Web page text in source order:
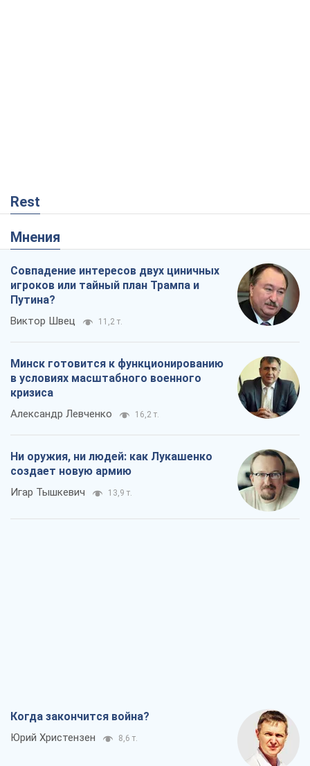
Rest
Мнения
Совпадение интересов двух циничных
игроков или тайный план Трампа и
Путина?
Виктор Швец 11,2 т.
Минск готовится к функционированию
в условиях масштабного военного
кризиса
Александр Левченко 16,2 т.
Ни оружия, ни людей: как Лукашенко
создает новую армию
Игар Тышкевич 13,9 т.
Когда закончится война?
Юрий Христензен 8,6 т.